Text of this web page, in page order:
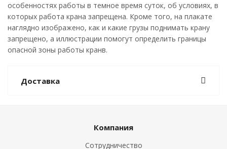
особенностях работы в темное время суток, об условиях, в
которых работа крана запрещена. Кроме того, на плакате
наглядно изображено, как и какие грузы поднимать крану
запрещено, а иллюстрации помогут определить границы
опасной зоны работы кранв.
Доставка
Компания
Сотрудничество